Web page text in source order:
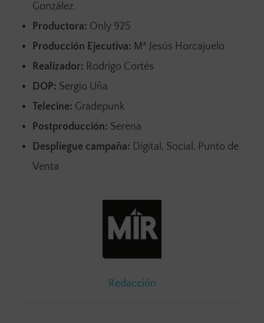
González.
Productora: Only 925
Producción Ejecutiva: Mª Jesús Horcajuelo
Realizador: Rodrigo Cortés
DOP: Sergio Uña
Telecine: Gradepunk
Postproducción: Serena
Despliegue campaña: Digital, Social, Punto de
Venta
Redacción